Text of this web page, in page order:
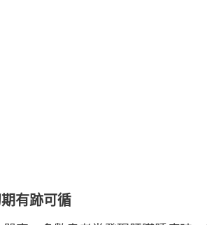
檢查，果然在左肝發現約2厘米大腫